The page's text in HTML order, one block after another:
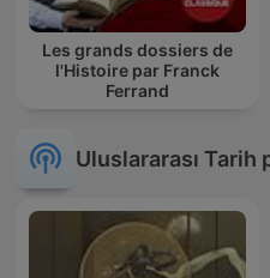
Les grands dossiers de
l'Histoire par Franck
Ferrand
Uluslararası Tarih